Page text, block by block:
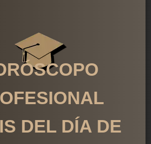
DEL DÍA DE